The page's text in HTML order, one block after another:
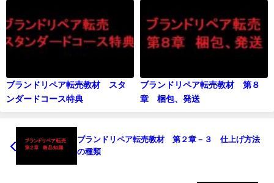
ブランドリペア転売教材 スタ
ンダードコース特典
ブランドリペア転売教材 第８
章 梱包、発送
ブランドリペア転売教材 第２章－３ 仕上げ方法
の種類